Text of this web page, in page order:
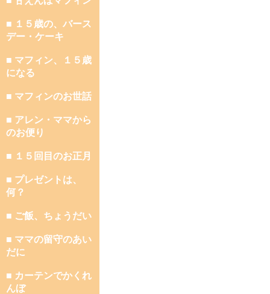
■ １５歳の、バース
デー・ケーキ
■ マフィン、１５歳
になる
■ マフィンのお世話
■ アレン・ママから
のお便り
■ １５回目のお正月
■ プレゼントは、
何？
■ ご飯、ちょうだい
■ ママの留守のあい
だに
■ カーテンでかくれ
んぼ